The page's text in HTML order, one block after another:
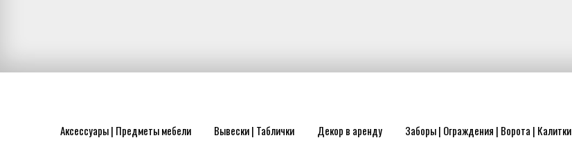
Аксессуары | Предметы мебели Вывески | Таблички Декор в аренду Заборы | Ограждения | Ворота | Калитки